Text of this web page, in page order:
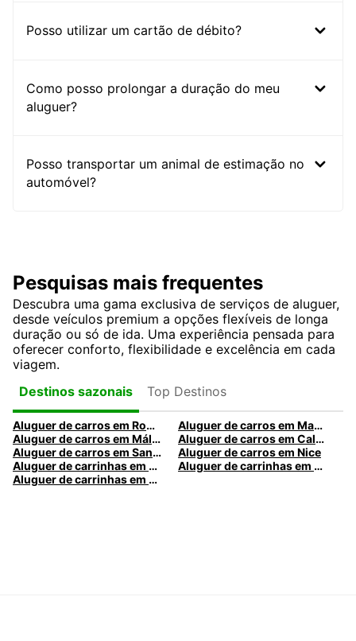
Posso utilizar um cartão de débito?
Como posso prolongar a duração do meu
aluguer?
Posso transportar um animal de estimação no
automóvel?
Pesquisas mais frequentes
Descubra uma gama exclusiva de serviços de aluguer,
desde veículos premium a opções flexíveis de longa
duração ou só de ida. Uma experiência pensada para
oferecer conforto, flexibilidade e excelência em cada
viagem.
Destinos sazonais
Top Destinos
Aluguer de carros em Roma
Aluguer de carros em Madrid
Aluguer de carros em Málaga
Aluguer de carros em Caldas da Rainha
Aluguer de carros em Santa Maria da Feira
Aluguer de carros em Nice
Aluguer de carrinhas em Nice
Aluguer de carrinhas em Santa Maria da Feira
Aluguer de carrinhas em Caldas da Rainha